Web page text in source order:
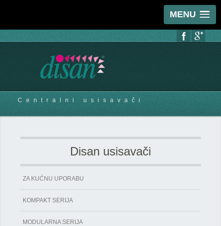
MENU
Centralni usisavači
Disan usisavači
ZA KUĆNU UPORABU
KOMPAKT SERIJA
MODULARNA SERIJA